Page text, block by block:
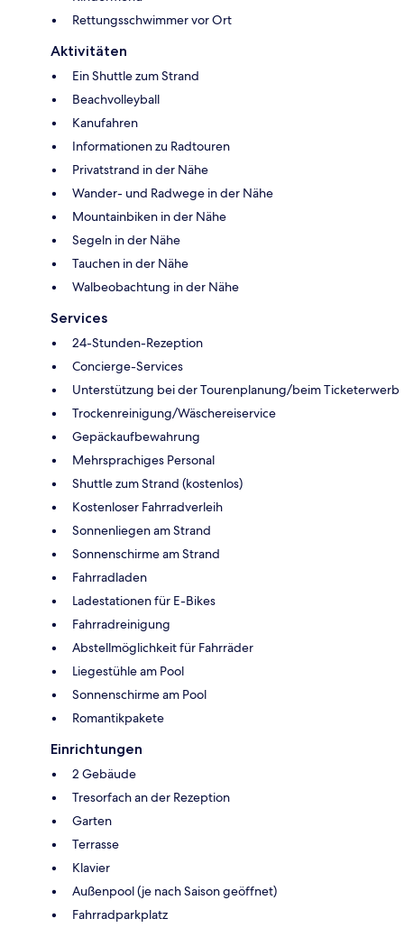
Rettungsschwimmer vor Ort
Aktivitäten
Ein Shuttle zum Strand
Beachvolleyball
Kanufahren
Informationen zu Radtouren
Privatstrand in der Nähe
Wander- und Radwege in der Nähe
Mountainbiken in der Nähe
Segeln in der Nähe
Tauchen in der Nähe
Walbeobachtung in der Nähe
Services
24-Stunden-Rezeption
Concierge-Services
Unterstützung bei der Tourenplanung/beim Ticketerwerb
Trockenreinigung/Wäschereiservice
Gepäckaufbewahrung
Mehrsprachiges Personal
Shuttle zum Strand (kostenlos)
Kostenloser Fahrradverleih
Sonnenliegen am Strand
Sonnenschirme am Strand
Fahrradladen
Ladestationen für E-Bikes
Fahrradreinigung
Abstellmöglichkeit für Fahrräder
Liegestühle am Pool
Sonnenschirme am Pool
Romantikpakete
Einrichtungen
2 Gebäude
Tresorfach an der Rezeption
Garten
Terrasse
Klavier
Außenpool (je nach Saison geöffnet)
Fahrradparkplatz